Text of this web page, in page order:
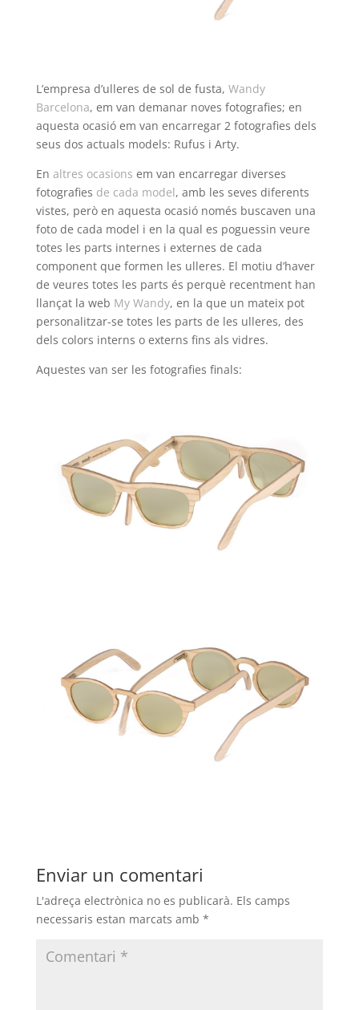
L’empresa d’ulleres de sol de fusta, Wandy
Barcelona, em van demanar noves fotografies; en
aquesta ocasió em van encarregar 2 fotografies dels
seus dos actuals models: Rufus i Arty.
En altres ocasions em van encarregar diverses
fotografies de cada model, amb les seves diferents
vistes, però en aquesta ocasió només buscaven una
foto de cada model i en la qual es poguessin veure
totes les parts internes i externes de cada
component que formen les ulleres. El motiu d’haver
de veures totes les parts és perquè recentment han
llançat la web My Wandy, en la que un mateix pot
personalitzar-se totes les parts de les ulleres, des
dels colors interns o externs fins als vidres.
Aquestes van ser les fotografies finals:
Enviar un comentari
L'adreça electrònica no es publicarà. Els camps
necessaris estan marcats amb *